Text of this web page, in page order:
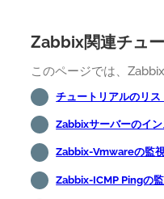
Zabbix関連チュ
このページでは、
チュートリアルのリ
Zabbixサーバーのイ
Zabbix-Vmwareの監
Zabbix-ICMP Pingの